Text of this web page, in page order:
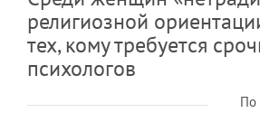
религиозной
тех, кому требуется
психологов
По